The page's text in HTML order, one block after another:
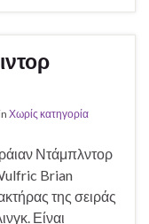
Χωρίς κατηγορία
Ντάμπλντορ
Brian
της σειράς
Είναι